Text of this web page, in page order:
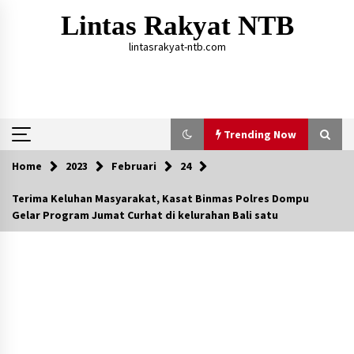
Lintas Rakyat NTB
lintasrakyat-ntb.com
Trending Now
Trending Now
Aksi Penggerebekan Pengedar Sabu di Dompu,
Home 2023 Februari 24
Terima Keluhan Masyarakat, Kasat Binmas Polres Dompu
Gelar Program Jumat Curhat di kelurahan Bali satu